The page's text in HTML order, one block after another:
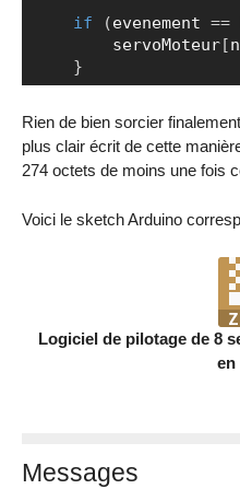
if (evenement ==
        servoMoteur
[
}
Rien de bien sorcier
plus clair écrit de cette
274 octets de moins une fois
Voici le sketch Arduino
Logiciel de pilotage de 8
en
Messages